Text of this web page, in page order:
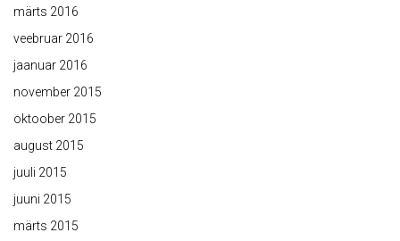
märts 2016
veebruar 2016
jaanuar 2016
november 2015
oktoober 2015
august 2015
juuli 2015
juuni 2015
märts 2015